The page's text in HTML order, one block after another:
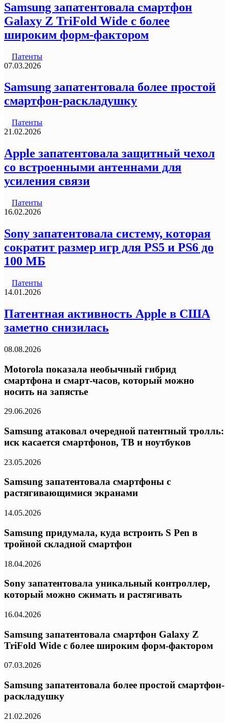
Samsung запатентовала смартфон
Galaxy Z TriFold Wide с более
широким форм-фактором
Патенты
07.03.2026
Samsung запатентовала более простой
смартфон-раскладушку
Патенты
21.02.2026
Apple запатентовала защитный чехол
со встроенными антеннами для
усиления связи
Патенты
16.02.2026
Sony запатентовала систему, которая
сократит размер игр для PS5 и PS6 до
100 МБ
Патенты
14.01.2026
Патентная активность Apple в США
заметно снизилась
08.08.2026
Motorola показала необычный гибрид
смартфона и смарт-часов, который можно
носить на запястье
29.06.2026
Samsung атаковал очередной патентный тролль:
иск касается смартфонов, ТВ и ноутбуков
23.05.2026
Samsung запатентовала смартфоны с
растягивающимися экранами
14.05.2026
Samsung придумала, куда встроить S Pen в
тройной складной смартфон
18.04.2026
Sony запатентовала уникальный контроллер,
который можно сжимать и растягивать
16.04.2026
Samsung запатентовала смартфон Galaxy Z
TriFold Wide с более широким форм-фактором
07.03.2026
Samsung запатентовала более простой смартфон-
раскладушку
21.02.2026